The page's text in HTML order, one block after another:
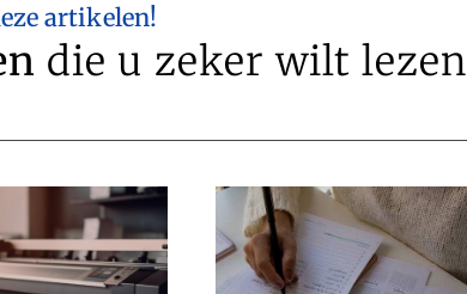
artikelen!
die u zeker wilt lezen